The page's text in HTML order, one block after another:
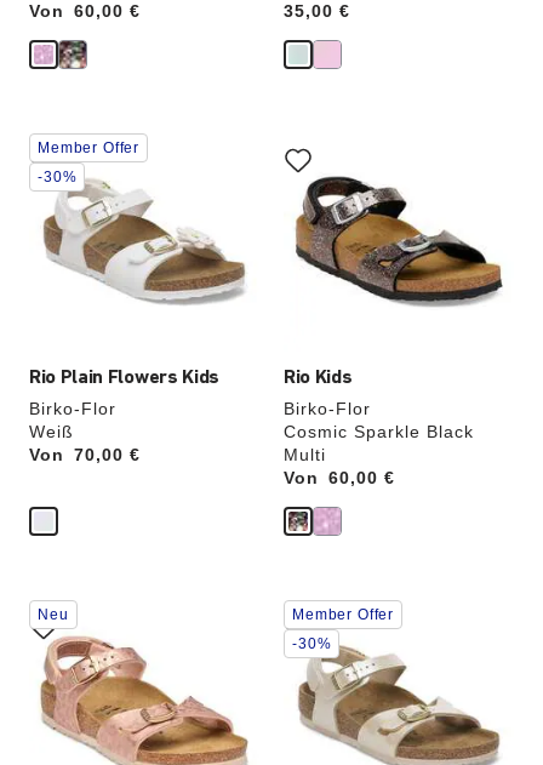
Von
Price:60,00 €
Price:
35,00 €
Rio Plain Flowers Kids
Birko-Flor
Weiß
Von
Price:70,00 €
Durch
Anklicken
der
Farben
werden
die
Produktbilder
aktualisiert.
Member Offer
-30%
Rio Kids
Birko-Flor
Cosmic Sparkle Black
Multi
Von
Price:60,00 €
Anklicken
der
Farben
werden
die
Produktbilder
aktualisiert.
Durch
Anklicken
der
Farben
werden
die
Produktbilder
aktualisiert.
Neu
Durch
Anklicken
der
Farben
werden
die
Produktbilder
aktualisiert.
Member Offer
-30%